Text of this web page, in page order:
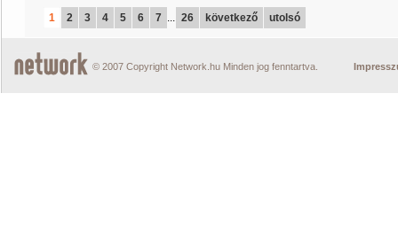
1 2 3 4 5 6 7 ... 26 következő utolsó
© 2007 Copyright Network.hu Minden jog fenntartva.